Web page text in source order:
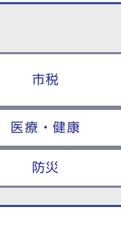
市税
医療・健康
防災